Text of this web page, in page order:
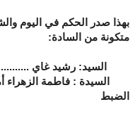
بهذا صدر الحكم في اليوم
متكونة من السادة:
السيد: رشيد غاي
السيدة : فاطمة الزهراء
الضبط